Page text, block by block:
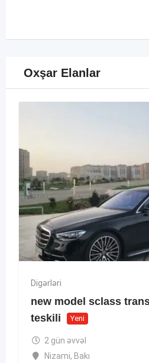
Oxşar Elanlar
Digərləri
new model sclass
teskili
Yeni
2 gün əvvəl
Nizami, Bakı